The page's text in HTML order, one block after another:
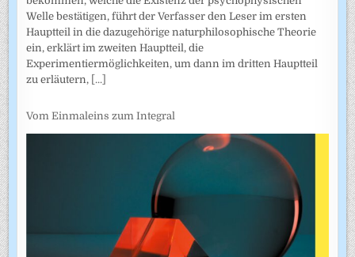
Welle bestätigen, führt der Verfasser den Leser im ersten
Hauptteil in die dazugehörige naturphilosophische Theorie
ein, erklärt im zweiten Hauptteil, die
Experimentiermöglichkeiten, um dann im dritten Hauptteil
zu erläutern, [...]
Vom Einmaleins zum Integral